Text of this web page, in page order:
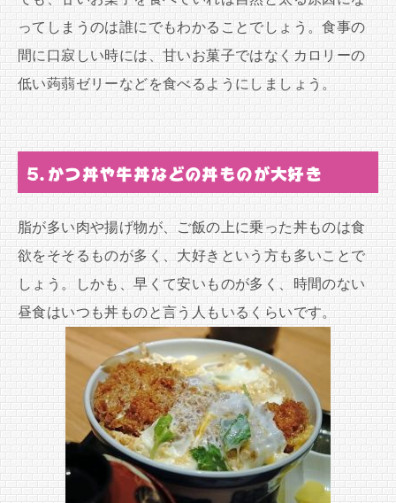
ってしまうのは誰にでもわかることでしょう。食事の
間に口寂しい時には、甘いお菓子ではなくカロリーの
低い蒟蒻ゼリーなどを食べるようにしましょう。
5.かつ丼や牛丼などの丼ものが大好き
脂が多い肉や揚げ物が、ご飯の上に乗った丼ものは食
欲をそそるものが多く、大好きという方も多いことで
しょう。しかも、早くて安いものが多く、時間のない
昼食はいつも丼ものと言う人もいるくらいです。